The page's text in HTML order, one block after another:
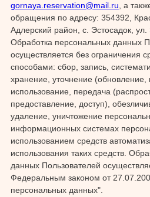
gornaya.reservation@mail.ru а
обращения по адресу: 354392,
Адлерский район, с. Эстосадок, ул.
Обработка персональных данных
осуществляется без ограничения
способами: сбор, запись,
хранение, уточнение (обновление,
использование, передача
предоставление, доступ),
удаление, уничтожение
информационных системах
использованием средств
использования таких средств.
данных Пользователей
Федеральным законом от
персональных данных".